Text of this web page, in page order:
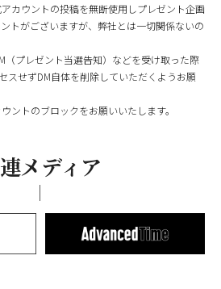
カウントの投稿を無断使用しプレゼント企画
トがございますが、弊社とは一切関係ないの
（プレゼント当選告知）などを受け取った際
スせずDM自体を削除していただくようお願
ントのブロックをお願いいたします。
メディア